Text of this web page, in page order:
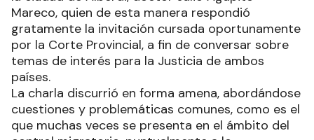
Mareco, quien de esta manera respondió
gratamente la invitación cursada oportunamente
por la Corte Provincial, a fin de conversar sobre
temas de interés para la Justicia de ambos
países.
La charla discurrió en forma amena, abordándose
cuestiones y problemáticas comunes, como es el
que muchas veces se presenta en el ámbito del